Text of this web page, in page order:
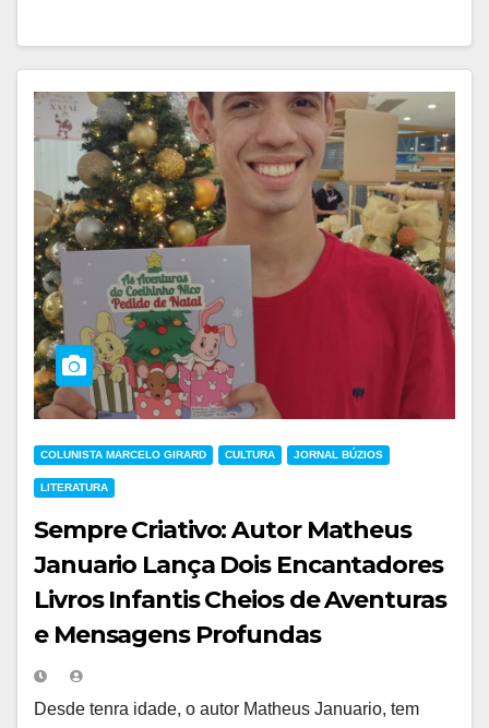
COLUNISTA MARCELO GIRARD CULTURA JORNAL BÚZIOS
LITERATURA
Sempre Criativo: Autor Matheus
Januario Lança Dois Encantadores
Livros Infantis Cheios de Aventuras
e Mensagens Profundas
Desde tenra idade, o autor Matheus Januario, tem